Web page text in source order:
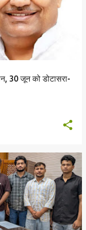
30 जून को डोटासरा-